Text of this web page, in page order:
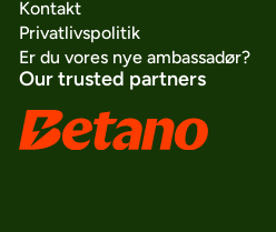
Kontakt
Privatlivspolitik
Er du vores nye ambassadør?
Our trusted partners